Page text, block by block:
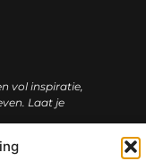
vol inspiratie,
Laat je